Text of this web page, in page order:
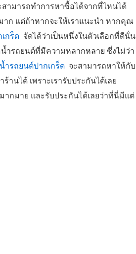
ามารถทำการหาซื้อได้จากที่ไหนได้
าก แต่ถ้าหากจะให้เราแนะนำ หากคุณ
กร็ด จัดได้ว่าเป็นหนึ่งในตัวเลือกที่ดีนั่น
ำรถยนต์ที่มีความหลากหลาย ซึ่งไม่ว่า
ำรถยนต์ปากเกร็ด จะสามารถหาให้กับ
นได้ เพราะเรารับประกันได้เลย
กมาย และรับประกันได้เลยว่าที่นี่มีแต่